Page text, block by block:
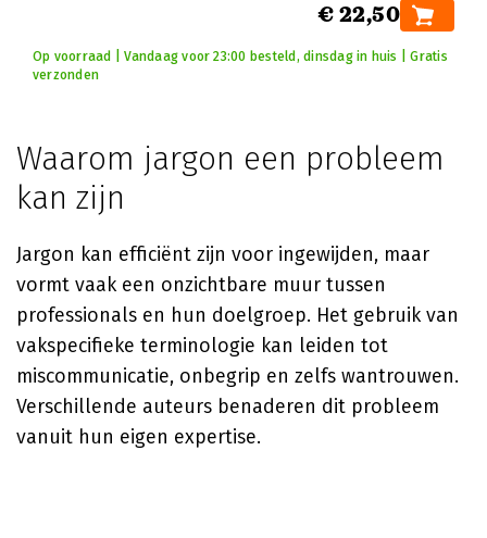
€ 22,50
Op voorraad | Vandaag voor 23:00 besteld, dinsdag in huis | Gratis
verzonden
Waarom jargon een probleem
kan zijn
Jargon kan efficiënt zijn voor ingewijden, maar
vormt vaak een onzichtbare muur tussen
professionals en hun doelgroep. Het gebruik van
vakspecifieke terminologie kan leiden tot
miscommunicatie, onbegrip en zelfs wantrouwen.
Verschillende auteurs benaderen dit probleem
vanuit hun eigen expertise.